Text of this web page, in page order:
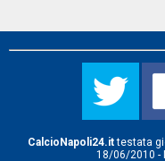
CalcioNapoli24.ittestata
18/06/2010 -